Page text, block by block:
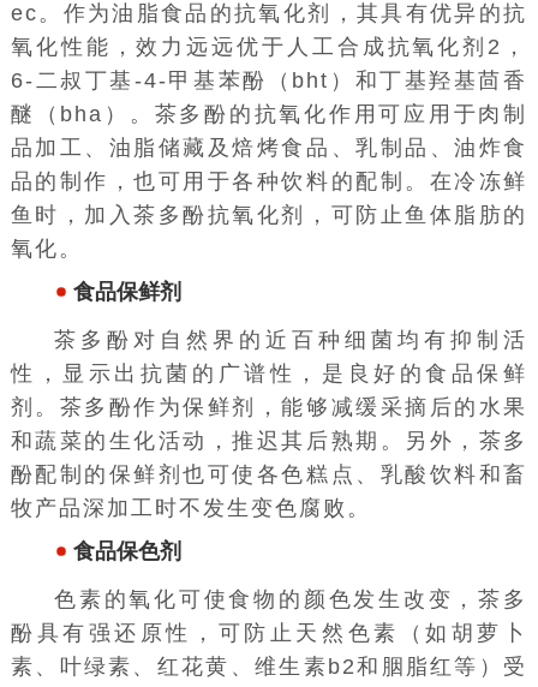
ec。作为油脂食品的抗氧化剂，其具有优异的抗
氧化性能，效力远远优于人工合成抗氧化剂2，
6-二叔丁基-4-甲基苯酚（bht）和丁基羟基茴香
醚（bha）。茶多酚的抗氧化作用可应用于肉制
品加工、油脂储藏及焙烤食品、乳制品、油炸食
品的制作，也可用于各种饮料的配制。在冷冻鲜
鱼时，加入茶多酚抗氧化剂，可防止鱼体脂肪的
氧化。
食品保鲜剂
茶多酚对自然界的近百种细菌均有抑制活
性，显示出抗菌的广谱性，是良好的食品保鲜
剂。茶多酚作为保鲜剂，能够减缓采摘后的水果
和蔬菜的生化活动，推迟其后熟期。另外，茶多
酚配制的保鲜剂也可使各色糕点、乳酸饮料和畜
牧产品深加工时不发生变色腐败。
食品保色剂
色素的氧化可使食物的颜色发生改变，茶多
酚具有强还原性
，可防止天然色素（如胡萝卜
素、叶绿素、红花黄、维生素b2和胭脂红等）受